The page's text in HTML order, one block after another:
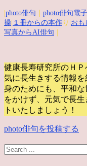
photo俳句 photo俳句電
操 １冊からの本作 り| おも
写真からAI俳句
健康長寿研究所のＨ
気に長生きする情報を
身のためにも、平和
をかけず、元気で長
トいたしましょう！
photo俳句を投稿する